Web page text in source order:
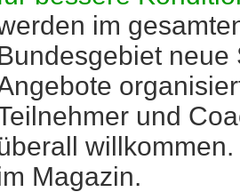
im
neue
und
Magazin.